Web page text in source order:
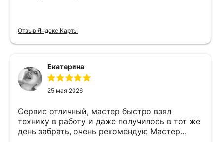
Отзыв Яндекс.Карты
Екатерина
25 мая 2026
Сервис отличный, мастер быстро взял
технику в работу и даже получилось в тот же
день забрать, очень рекомендую Мастер